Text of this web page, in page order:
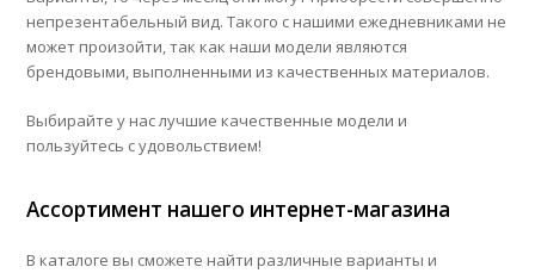
непрезентабельный вид. Такого с нашими ежедневниками не
может произойти, так как наши модели являются
брендовыми, выполненными из качественных материалов.
Выбирайте у нас лучшие качественные модели и
пользуйтесь с удовольствием!
Ассортимент нашего интернет-магазина
В каталоге вы сможете найти различные варианты и